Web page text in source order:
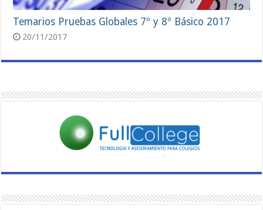
Temarios Pruebas Globales 7º y 8º Básico 2017
20/11/2017